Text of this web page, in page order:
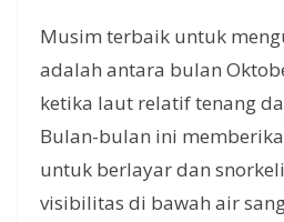
Musim terbaik untuk
adalah antara bulan
ketika laut relatif tenang
Bulan-bulan ini
untuk berlayar dan
visibilitas di bawah air